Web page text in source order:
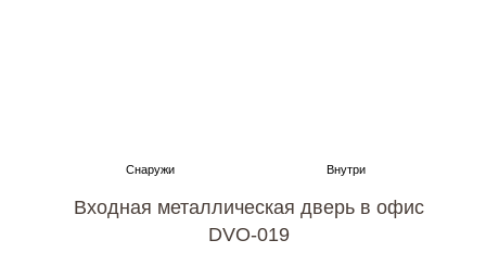
Входная металлическая дверь в офис
DVO-019